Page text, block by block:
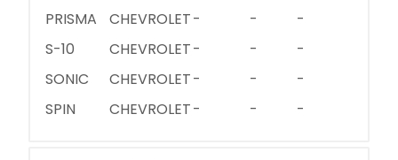
PRISMA
CHEVROLET- -
-
S-10
CHEVROLET- -
-
SONIC
CHEVROLET- -
-
SPIN
CHEVROLET- - -